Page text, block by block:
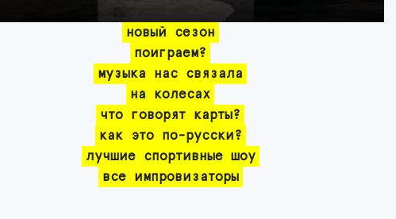
новый сезон
поиграем?
музыка нас связала
на колесах
что говорят карты?
как это по-русски?
лучшие спортивные шоу
все импровизаторы